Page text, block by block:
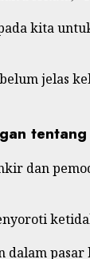
kita
jelas
tentang
dan
dalam